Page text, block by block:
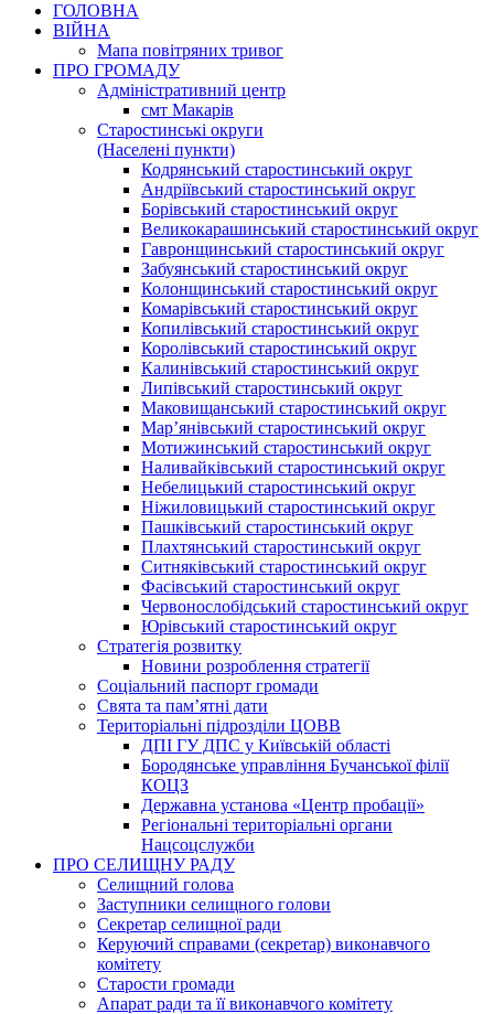
ГОЛОВНА
ВІЙНА
Мапа повітряних тривог
ПРО ГРОМАДУ
Aдміністративний центр
смт Макарів
Старостинські округи
(Населені пункти)
Кодрянський старостинський округ
Андріївський старостинський округ
Борівський старостинський округ
Великокарашинський старостинський округ
Гавронщинський старостинський округ
Забуянський старостинський округ
Колонщинський старостинський округ
Комарівський старостинський округ
Копилівський старостинський округ
Королівський старостинський округ
Калинівський старостинський округ
Липівський старостинський округ
Маковищанський старостинський округ
Мар’янівський старостинський округ
Мотижинський старостинський округ
Наливайківський старостинський округ
Небелицький старостинський округ
Ніжиловицький старостинський округ
Пашківський старостинський округ
Плахтянський старостинський округ
Ситняківський старостинський округ
Фасівський старостинський округ
Червонослобідський старостинський округ
Юрівський старостинський округ
Стратегія розвитку
Новини розроблення стратегії
Соціальний паспорт громади
Свята та пам’ятні дати
Територіальні підрозділи ЦОВВ
ДПІ ГУ ДПС у Київській області
Бородянське управління Бучанської філії
КОЦЗ
Державна установа «Центр пробації»
Регіональні територіальні органи
Нацсоцслужби
ПРО СЕЛИЩНУ РАДУ
Селищний голова
Заступники селищного голови
Секретар селищної ради
Керуючий справами (секретар) виконавчого
комітету
Старости громади
Апарат ради та її виконавчого комітету